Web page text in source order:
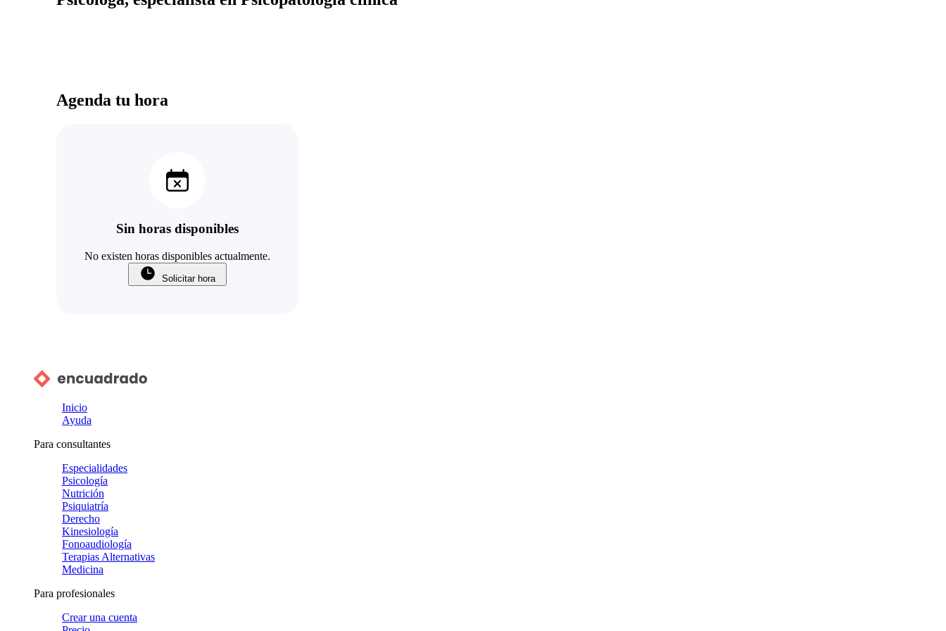
Agenda tu hora
Sin horas disponibles
No existen horas disponibles actualmente.
Solicitar hora
Inicio
Ayuda
Para consultantes
Especialidades
Psicología
Nutrición
Psiquiatría
Derecho
Kinesiología
Fonoaudiología
Terapias Alternativas
Medicina
Para profesionales
Crear una cuenta